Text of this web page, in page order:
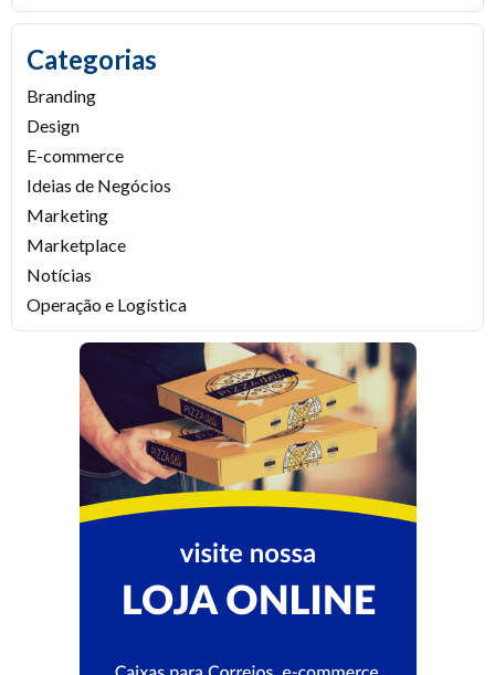
Categorias
Branding
Design
E-commerce
Ideias de Negócios
Marketing
Marketplace
Notícias
Operação e Logística